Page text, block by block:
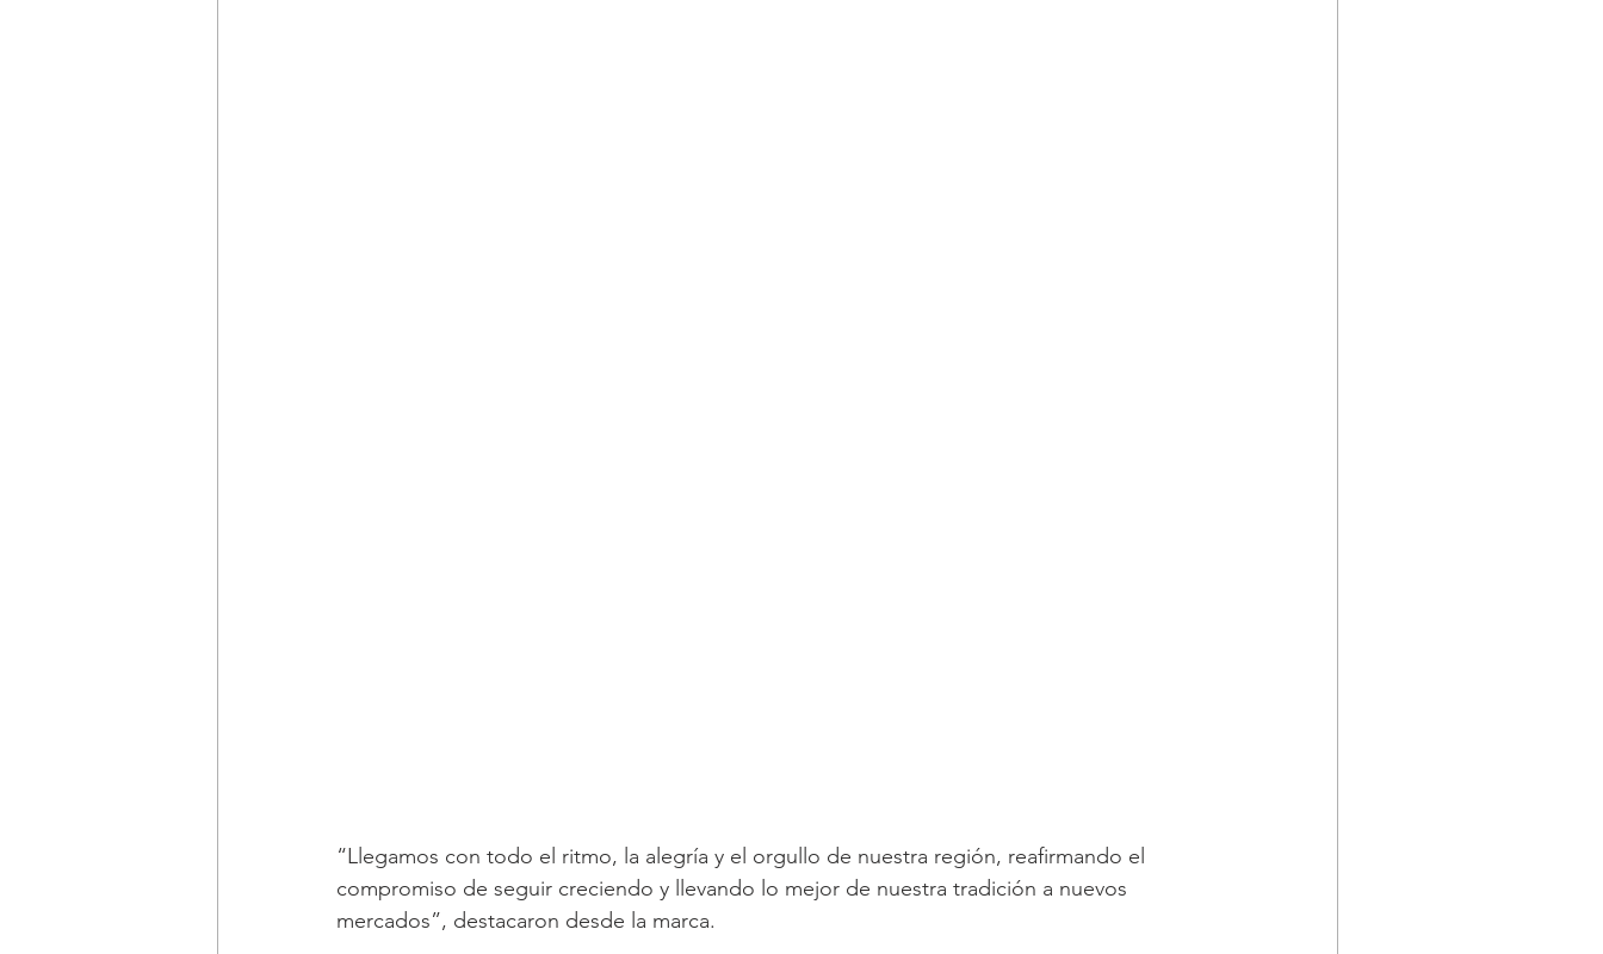
“Llegamos con todo el ritmo, la alegría y el orgullo de nuestra región, reafirmando el
compromiso de seguir creciendo y llevando lo mejor de nuestra tradición a nuevos
mercados”, destacaron desde la marca.